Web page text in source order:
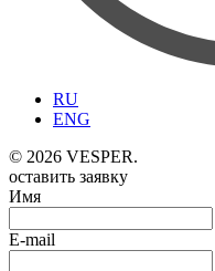
RU
ENG
© 2026 VESPER.
оставить заявку
Имя
E-mail